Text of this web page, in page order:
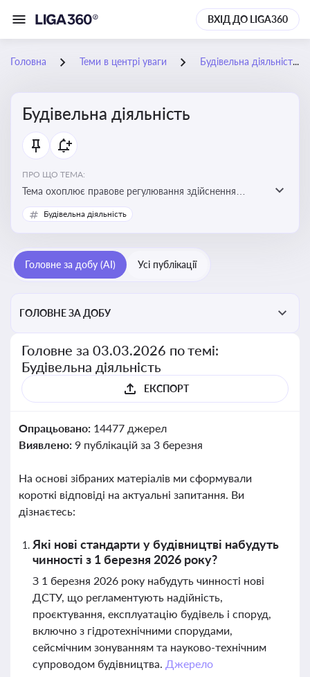
ВХІД ДО LIGA360
Головна Теми в центрі уваги Будівельна діяльність
Будівельна діяльність
ПРО ЩО ТЕМА:
Тема охоплює правове регулювання здійснення
будівельної діяльності, порядок отримання
дозвільних документів та проходження державного
Будівельна діяльність
Головне за добу (AI) Усі публікації
ГОЛОВНЕ ЗА ДОБУ
Головне за 03.03.2026 по темі:
Будівельна діяльність
ЕКСПОРТ
Опрацьовано: 14477 джерел
Виявлено: 9 публікацій за 3 березня
На основі зібраних матеріалів ми сформували
короткі відповіді на актуальні запитання. Ви
дізнаєтесь:
Які нові стандарти у будівництві набудуть
чинності з 1 березня 2026 року?
З 1 березня 2026 року набудуть чинності нові
ДСТУ, що регламентують надійність,
проєктування, експлуатацію будівель і споруд,
включно з гідротехнічними спорудами,
сейсмічним зонуванням та науково-технічним
супроводом будівництва. Джерело